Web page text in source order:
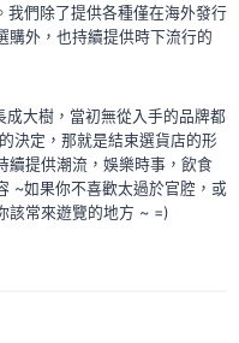
我們除了提供各種僅在海外發行
購外，也持續提供時下流行的
大樹，當初無從入手的品牌都
決定，那就是結束選貨店的形
續提供潮流，娛樂時事，飲食
~如果你不喜歡太過於官腔，或
該常來遊覽的地方 ~ =)